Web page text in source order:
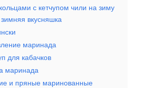
с кетчупом чили на зиму
вкусняшка
маринада
для кабачков
маринада
и пряные маринованные